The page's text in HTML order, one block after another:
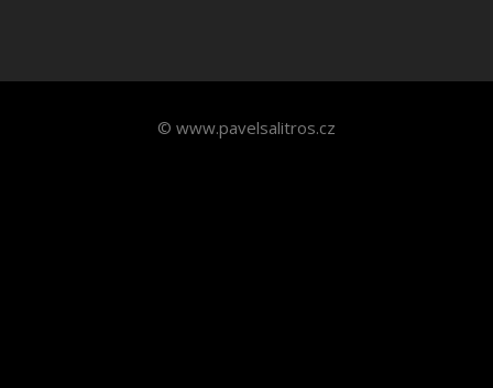
© www.pavelsalitros.cz